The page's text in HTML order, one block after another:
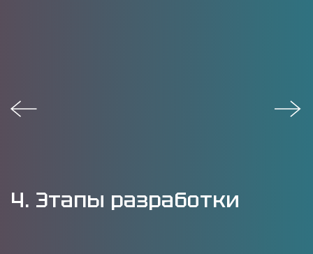
4. Этапы разработки